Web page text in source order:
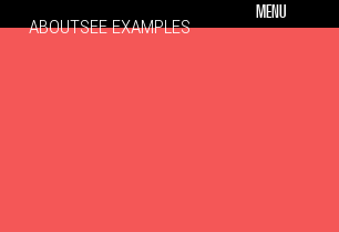
ABOUTSEE EXAMPLES
MENU